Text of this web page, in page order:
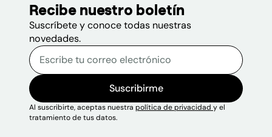
Recibe nuestro boletín
Suscríbete y conoce todas nuestras
novedades.
Sitio web
Escribe tu correo
Suscribirme
Al suscribirte, aceptas nuestra política de privacidad y el
tratamiento de tus datos.